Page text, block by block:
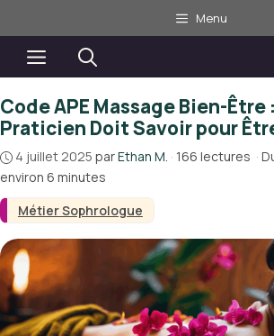
au
contenu
Menu
Menu
Métier Sophrologue
Code APE Massage Bien-Être
Praticien Doit Savoir pour
4 juillet 2025 parEthan M. · 166 lectures ·
environ 6 minutes